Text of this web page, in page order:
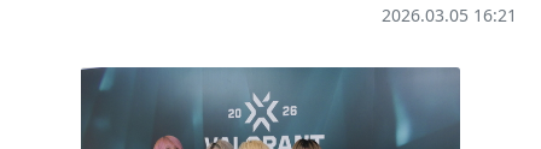
2026.03.05 16:21